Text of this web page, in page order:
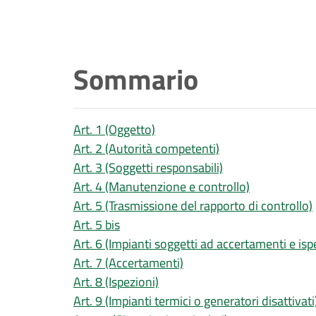
Sommario
Art. 1 (Oggetto)
Art. 2 (Autorità competenti)
Art. 3 (Soggetti responsabili)
Art. 4 (Manutenzione e controllo)
Art. 5 (Trasmissione del rapporto di controllo)
Art. 5 bis
Art. 6 (Impianti soggetti ad accertamenti e
Art. 7 (Accertamenti)
Art. 8 (Ispezioni)
Art. 9 (Impianti termici o generatori